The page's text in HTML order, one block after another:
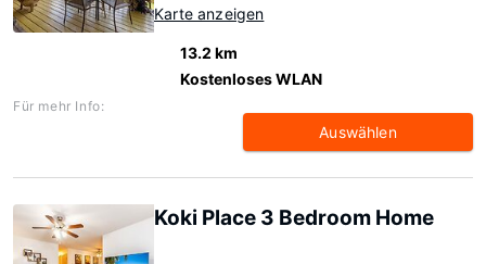
Karte anzeigen
13.2 km
Kostenloses WLAN
Für mehr Info:
Auswählen
Koki Place 3 Bedroom Home